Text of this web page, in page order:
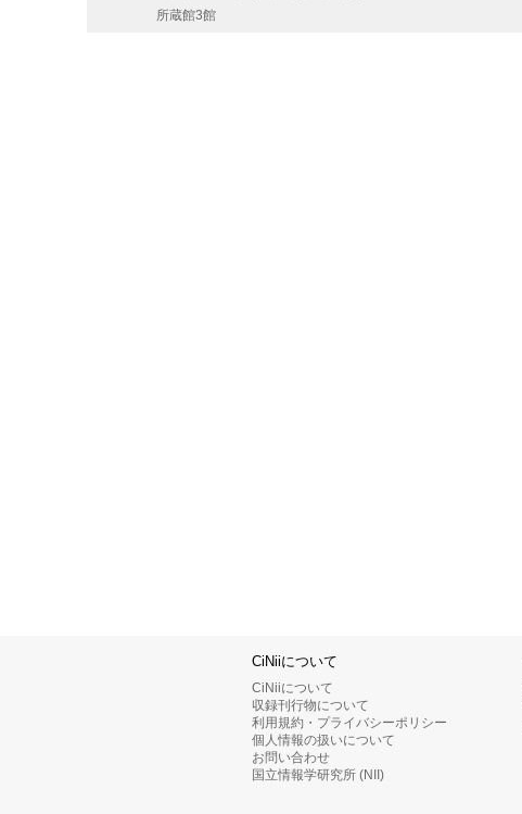
所蔵館3館
CiNiiについて
CiNiiについて
収録刊行物について
利用規約・プライバシーポリシー
個人情報の扱いについて
お問い合わせ
国立情報学研究所 (NII)